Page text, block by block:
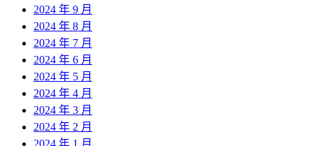
2024 年 9 月
2024 年 8 月
2024 年 7 月
2024 年 6 月
2024 年 5 月
2024 年 4 月
2024 年 3 月
2024 年 2 月